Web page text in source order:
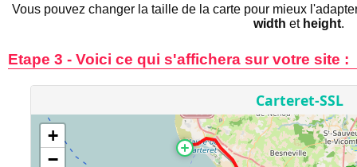
Vous pouvez changer la taille de la carte pour mieux
width et height.
Etape 3 - Voici ce qui s'affichera sur votre site :